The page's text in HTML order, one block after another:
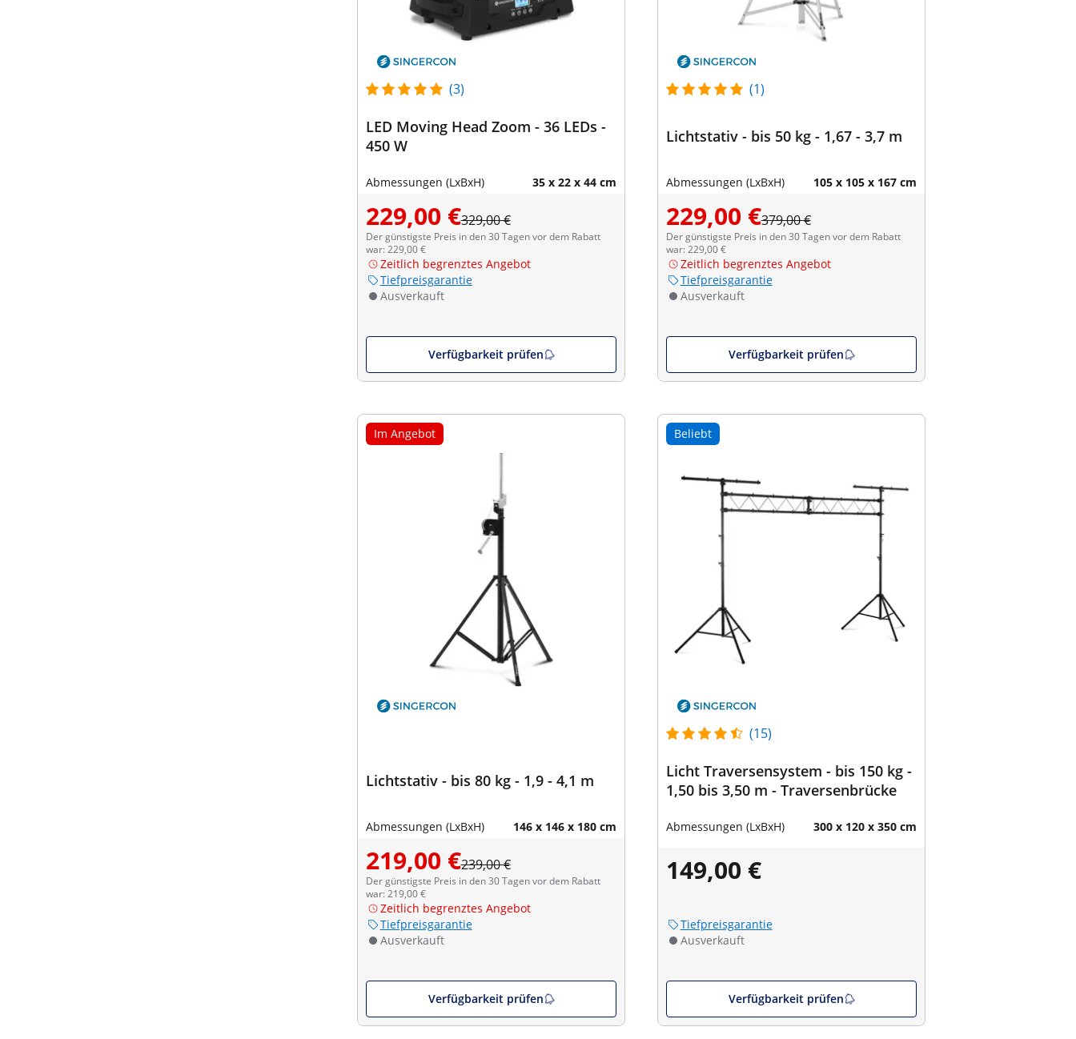
(3)
LED Moving Head Zoom - 36 LEDs -
450 W
Abmessungen (LxBxH) 35 x 22 x 44 cm
229,00 €329,00 €
Der günstigste Preis in den 30 Tagen vor dem Rabatt
war: 229,00 €
Zeitlich begrenztes Angebot
Tiefpreisgarantie
Ausverkauft
Verfügbarkeit prüfen
(1)
Lichtstativ - bis 50 kg - 1,67 - 3,7 m
Abmessungen (LxBxH) 105 x 105 x 167 cm
229,00 €379,00 €
Der günstigste Preis in den 30 Tagen vor dem Rabatt
war: 229,00 €
Zeitlich begrenztes Angebot
Tiefpreisgarantie
Ausverkauft
Verfügbarkeit prüfen
Im Angebot
Lichtstativ - bis 80 kg - 1,9 - 4,1 m
Abmessungen (LxBxH) 146 x 146 x 180 cm
219,00 €239,00 €
Der günstigste Preis in den 30 Tagen vor dem Rabatt
war: 219,00 €
Zeitlich begrenztes Angebot
Tiefpreisgarantie
Ausverkauft
Verfügbarkeit prüfen
Beliebt
(15)
Licht Traversensystem - bis 150 kg -
1,50 bis 3,50 m - Traversenbrücke
Abmessungen (LxBxH) 300 x 120 x 350 cm
149,00 €
Tiefpreisgarantie
Ausverkauft
Verfügbarkeit prüfen